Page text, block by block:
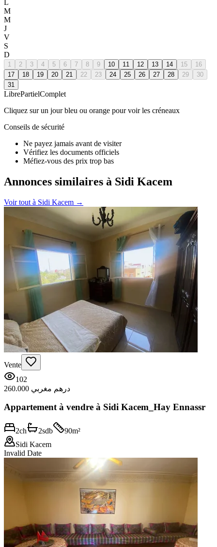
L
M
M
J
V
S
D
1 2 3 4 5 6 7 8 9 10 11 12 13 14 15
16
17
18 19 20 21 22 23 24 25 26 27 28 29
30
31
LibrePartielComplet
Cliquez sur un jour bleu ou orange pour voir les créneaux
Conseils de sécurité
Ne payez jamais avant de visiter
Vérifiez les documents officiels
Méfiez-vous des prix trop bas
Annonces similaires à Sidi Kacem
Voir tout à Sidi Kacem →
Vente
102
260.000 درهم مغربي
Appartement à vendre à Sidi Kacem_Hay Ennassr
2ch 2sdb 90m²
Sidi Kacem
Invalid Date